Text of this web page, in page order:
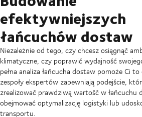
efektywniejszych
łańcuchów dostaw
Niezależnie od tego, czy chcesz osiągnąć
klimatyczne, czy poprawić wydajność
pełna analiza łańcucha dostaw pomoże Ci to
zespoły ekspertów zapewniają podejście,
zrealizować prawdziwą wartość w łańcuchu
obejmować optymalizację logistyki lub
transportu.